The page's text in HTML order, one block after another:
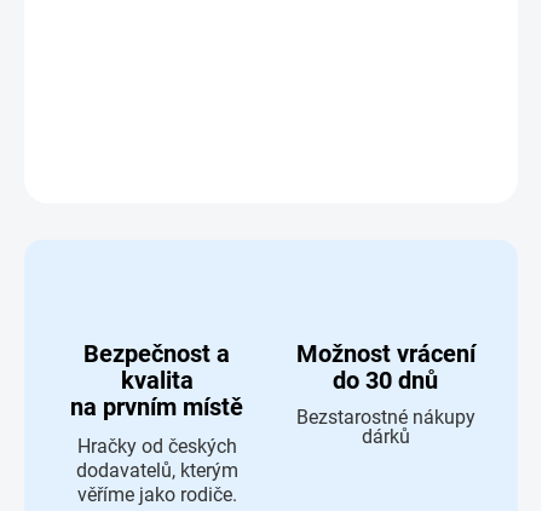
Bezpečnost a
kvalita
na prvním místě
Hračky od českých
dodavatelů, kterým
věříme jako rodiče.
Možnost vrácení
do 30 dnů
Bezstarostné nákupy
dárků